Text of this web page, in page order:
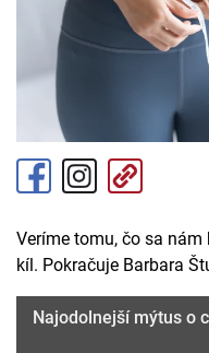
Veríme tomu, čo sa
kíl. Pokračuje Barbara
Najodolnejší mýtus o